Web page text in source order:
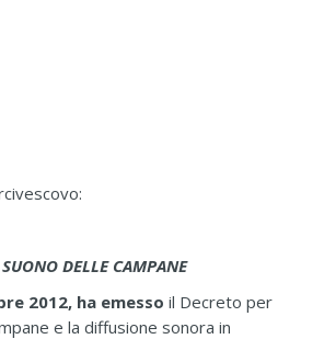
DELLE CAMPANE
2012, ha emesso il Decreto per
e la diffusione sonora in